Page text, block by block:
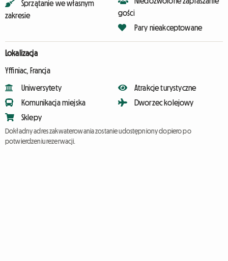
Sprzątanie we własnym
zakresie
gości
Pary nieakceptowane
Lokalizacja
Yffiniac, Francja
Uniwersytety
Komunikacja miejska
Sklepy
Atrakcje turystyczne
Dworzec kolejowy
Dokładny adres zakwaterowania zostanie udostępniony dopiero po
potwierdzeniu rezerwacji.